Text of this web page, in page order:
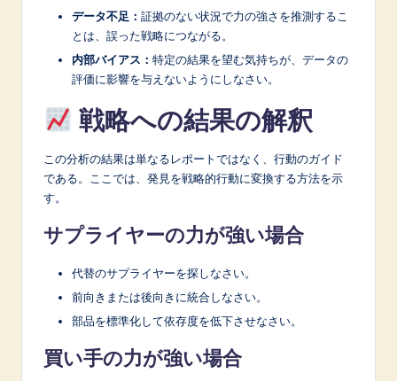
データ不足： 証拠のない状況で力の強さを推測するこ
とは、誤った戦略につながる。
内部バイアス： 特定の結果を望む気持ちが、データの
評価に影響を与えないようにしなさい。
戦略への結果の解釈
この分析の結果は単なるレポートではなく、行動のガイド
である。ここでは、発見を戦略的行動に変換する方法を示
す。
サプライヤーの力が強い場合
代替のサプライヤーを探しなさい。
前向きまたは後向きに統合しなさい。
部品を標準化して依存度を低下させなさい。
買い手の力が強い場合